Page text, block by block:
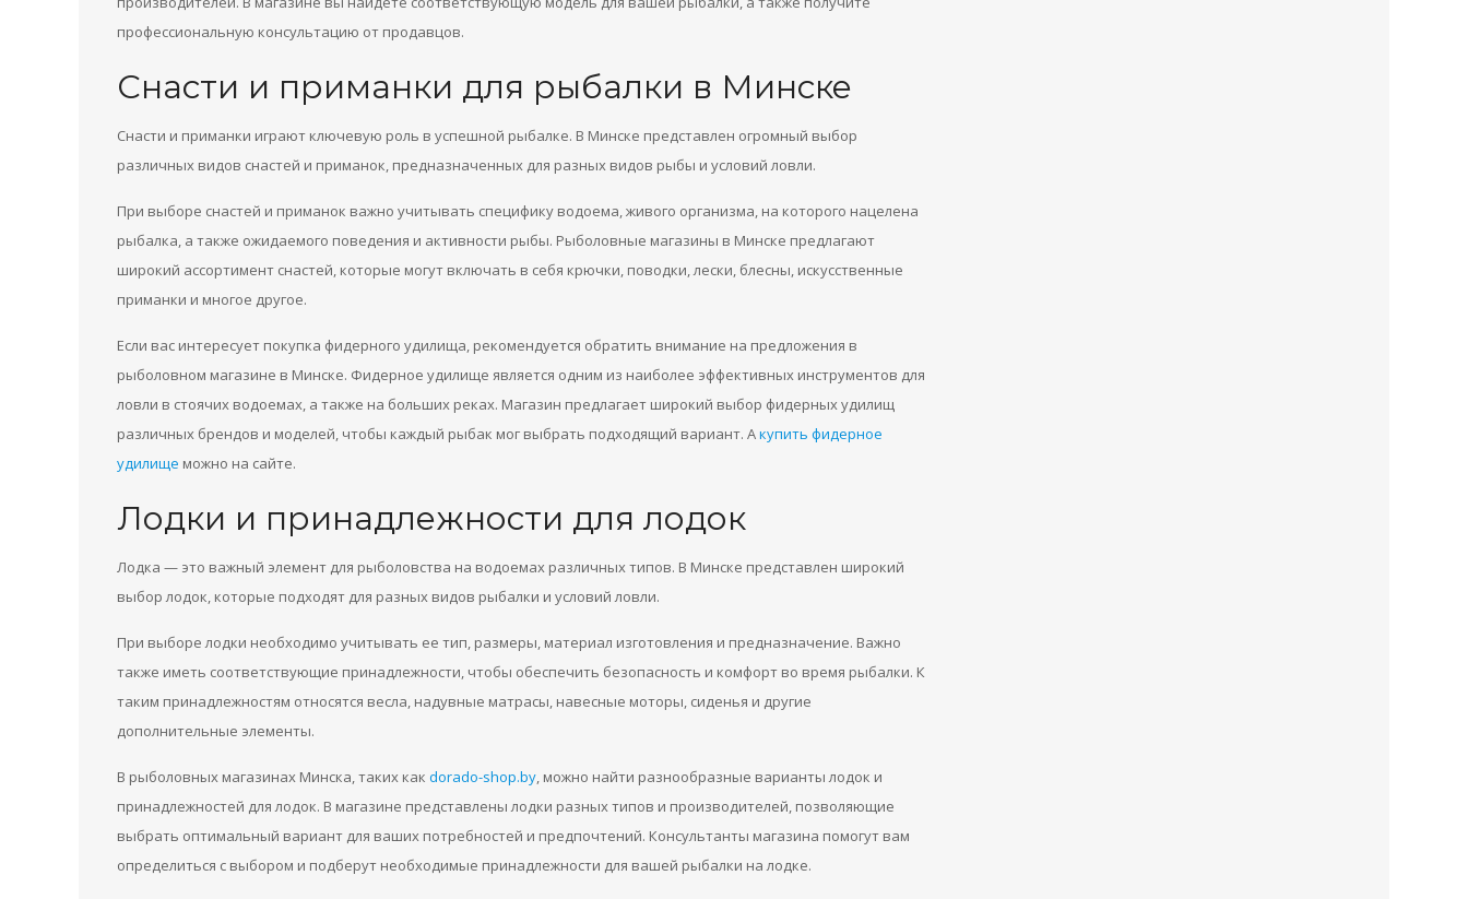
профессиональную консультацию от продавцов.
Снасти и приманки для рыбалки в Минске
Снасти и приманки играют ключевую роль в успешной рыбалке. В Минске представлен огромный выбор
различных видов снастей и приманок, предназначенных для разных видов рыбы и условий ловли.
При выборе снастей и приманок важно учитывать специфику водоема, живого организма, на которого нацелена
рыбалка, а также ожидаемого поведения и активности рыбы. Рыболовные магазины в Минске предлагают
широкий ассортимент снастей, которые могут включать в себя крючки, поводки, лески, блесны, искусственные
приманки и многое другое.
Если вас интересует покупка фидерного удилища, рекомендуется обратить внимание на предложения в
рыболовном магазине в Минске. Фидерное удилище является одним из наиболее эффективных инструментов для
ловли в стоячих водоемах, а также на больших реках. Магазин предлагает широкий выбор фидерных удилищ
различных брендов и моделей, чтобы каждый рыбак мог выбрать подходящий вариант. Акупить фидерное
удилище можно на сайте.
Лодки и принадлежности для лодок
Лодка — это важный элемент для рыболовства на водоемах различных типов. В Минске представлен широкий
выбор лодок, которые подходят для разных видов рыбалки и условий ловли.
При выборе лодки необходимо учитывать ее тип, размеры, материал изготовления и предназначение. Важно
также иметь соответствующие принадлежности, чтобы обеспечить безопасность и комфорт во время рыбалки. К
таким принадлежностям относятся весла, надувные матрасы, навесные моторы, сиденья и другие
дополнительные элементы.
В рыболовных магазинах Минска, таких как dorado-shop.by, можно найти разнообразные варианты лодок и
принадлежностей для лодок. В магазине представлены лодки разных типов и производителей, позволяющие
выбрать оптимальный вариант для ваших потребностей и предпочтений. Консультанты магазина помогут вам
определиться с выбором и подберут необходимые принадлежности для вашей рыбалки на лодке.